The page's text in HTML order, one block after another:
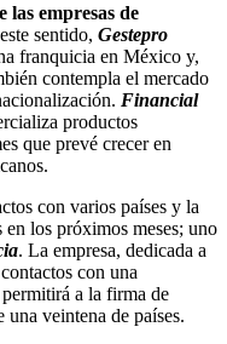
las empresas de
sentido, Gestepro
franquicia en México y,
contempla el mercado
Financial
productos
que prevé crecer en
con varios países y la
los próximos meses; uno
. La empresa, dedicada a
con una
a la firma de
veintena de países.